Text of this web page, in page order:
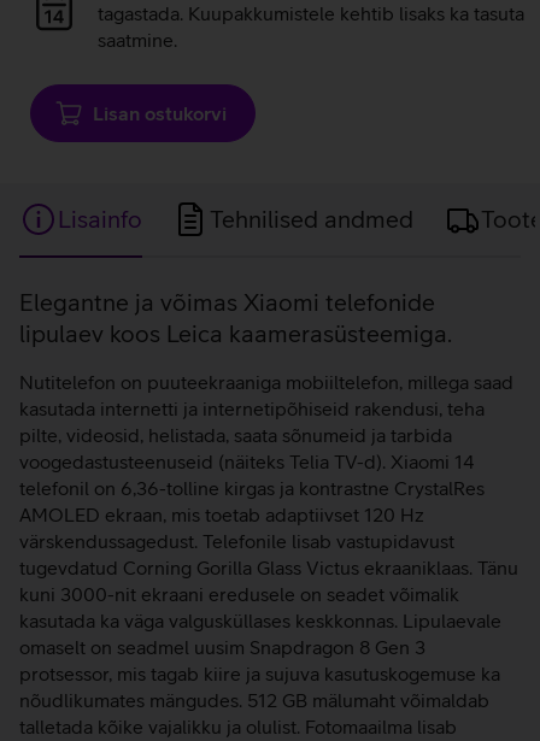
laadiminetagastada. Kuupakkumistele kehtib lisaks ka tasuta
saatmine.
Lisan ostukorvi
Lisainfo Tehnilised andmed
Lisainfo
Elegantne ja võimas Xiaomi telefonide
lipulaev koos Leica kaamerasüsteemiga.
Nutitelefon on puuteekraaniga mobiiltelefon, millega saad
kasutada internetti ja internetipõhiseid rakendusi, teha
pilte, videosid, helistada, saata sõnumeid ja tarbida
voogedastusteenuseid (näiteks Telia TV-d). Xiaomi 14
telefonil on 6,36-tolline kirgas ja kontrastne CrystalRes
AMOLED ekraan, mis toetab adaptiivset 120 Hz
värskendussagedust. Telefonile lisab vastupidavust
tugevdatud Corning Gorilla Glass Victus ekraaniklaas. Tänu
kuni 3000-nit ekraani eredusele on seadet võimalik
kasutada ka väga valgusküllases keskkonnas. Lipulaevale
omaselt on seadmel uusim Snapdragon 8 Gen 3
protsessor, mis tagab kiire ja sujuva kasutuskogemuse ka
nõudlikumates mängudes. 512 GB mälumaht võimaldab
talletada kõike vajalikku ja olulist. Fotomaailma lisab